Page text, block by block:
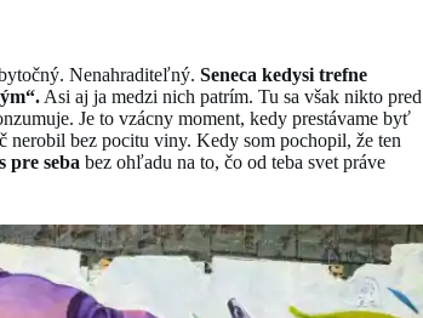
Nenahraditeľný. Seneca kedysi trefne
Asi aj ja medzi nich patrím. Tu sa však nikto pred
Je to vzácny moment, kedy prestávame byť
bez pocitu viny. Kedy som pochopil, že ten
pre seba bez ohľadu na to, čo od teba svet práve